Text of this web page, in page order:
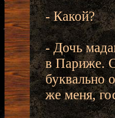
- Какой?
- Дочь
в Париже.
буквально
же меня,